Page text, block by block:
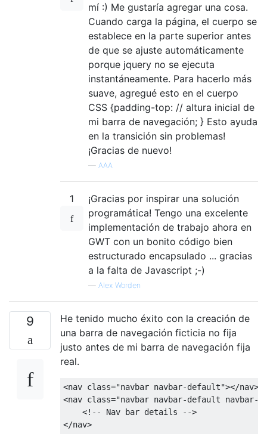
mí :) Me gustaría agregar una cosa.
Cuando carga la página, el cuerpo se
establece en la parte superior antes
de que se ajuste automáticamente
porque jquery no se ejecuta
instantáneamente. Para hacerlo más
suave, agregué esto en el cuerpo
CSS {padding-top: // altura inicial de
mi barra de navegación; } Esto ayuda
en la transición sin problemas!
¡Gracias de nuevo!
— AAA
1
¡Gracias por inspirar una solución
programática! Tengo una excelente
implementación de trabajo ahora en
GWT con un bonito código bien
estructurado encapsulado ... gracias
a la falta de Javascript ;-)
— Alex Worden
9
He tenido mucho éxito con la creación de
una barra de navegación ficticia no fija
justo antes de mi barra de navegación fija
real.
<nav class="navbar navbar-default"></nav>
<nav class="navbar navbar-default navbar-
<!-- Nav bar details -->
</nav>